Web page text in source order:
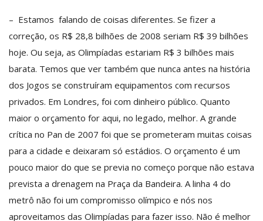
– Estamos falando de coisas diferentes. Se fizer a
correção, os R$ 28,8 bilhões de 2008 seriam R$ 39 bilhões
hoje. Ou seja, as Olimpíadas estariam R$ 3 bilhões mais
barata. Temos que ver também que nunca antes na história
dos Jogos se construíram equipamentos com recursos
privados. Em Londres, foi com dinheiro público. Quanto
maior o orçamento for aqui, no legado, melhor. A grande
crítica no Pan de 2007 foi que se prometeram muitas coisas
para a cidade e deixaram só estádios. O orçamento é um
pouco maior do que se previa no começo porque não estava
prevista a drenagem na Praça da Bandeira. A linha 4 do
metrô não foi um compromisso olímpico e nós nos
aproveitamos das Olimpíadas para fazer isso. Não é melhor